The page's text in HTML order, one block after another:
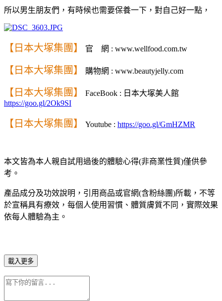
所以男生朋友們，有時候也需要保養一下，對自己好一點，
【日本大塚集團】 官 網 : www.wellfood.com.tw
【日本大塚集團】 購物網 : www.beautyjelly.com
【日本大塚集團】
FaceBook : 日本大塚美人館
https://goo.gl/2Ok9SI
【日本大塚集團】 Youtube : https://goo.gl/GmHZMR
本文皆為本人親自試用過後的體驗心得(非商業性質)僅供參
考。
產品成分及功效說明，引用商品或官網(含粉絲團)所載，不等
於宣稱具有療效，每個人使用習慣、體質膚質不同，實際效果
依每人體驗為主。
載入更多